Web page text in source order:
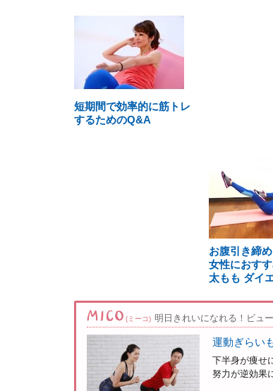
短期間で効率的に筋トレ
するためのQ&A
お腹引き締
女性におす
太もも ダイ
(ミーコ) 明日きれいになれる！ビュ
運動ぎらい
下半身が痩せ
努力が逆効果